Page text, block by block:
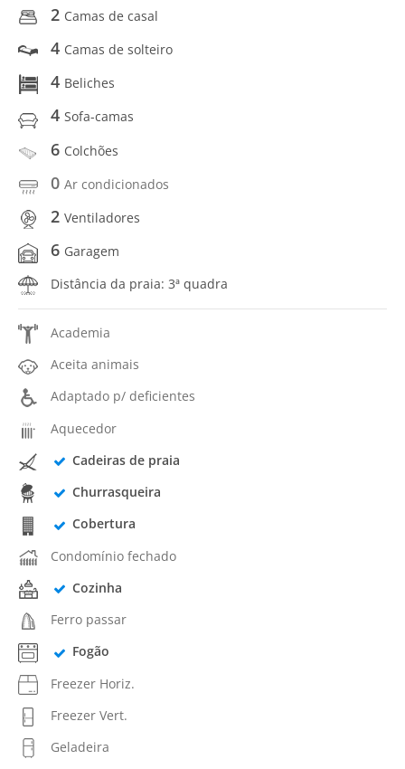
2 Camas de casal
4 Camas de solteiro
4 Beliches
4 Sofa-camas
6 Colchões
0 Ar condicionados
2 Ventiladores
6 Garagem
Distância da praia: 3ª quadra
Academia
Aceita animais
Adaptado p/ deficientes
Aquecedor
Cadeiras de praia
Churrasqueira
Cobertura
Condomínio fechado
Cozinha
Ferro passar
Fogão
Freezer Horiz.
Freezer Vert.
Geladeira